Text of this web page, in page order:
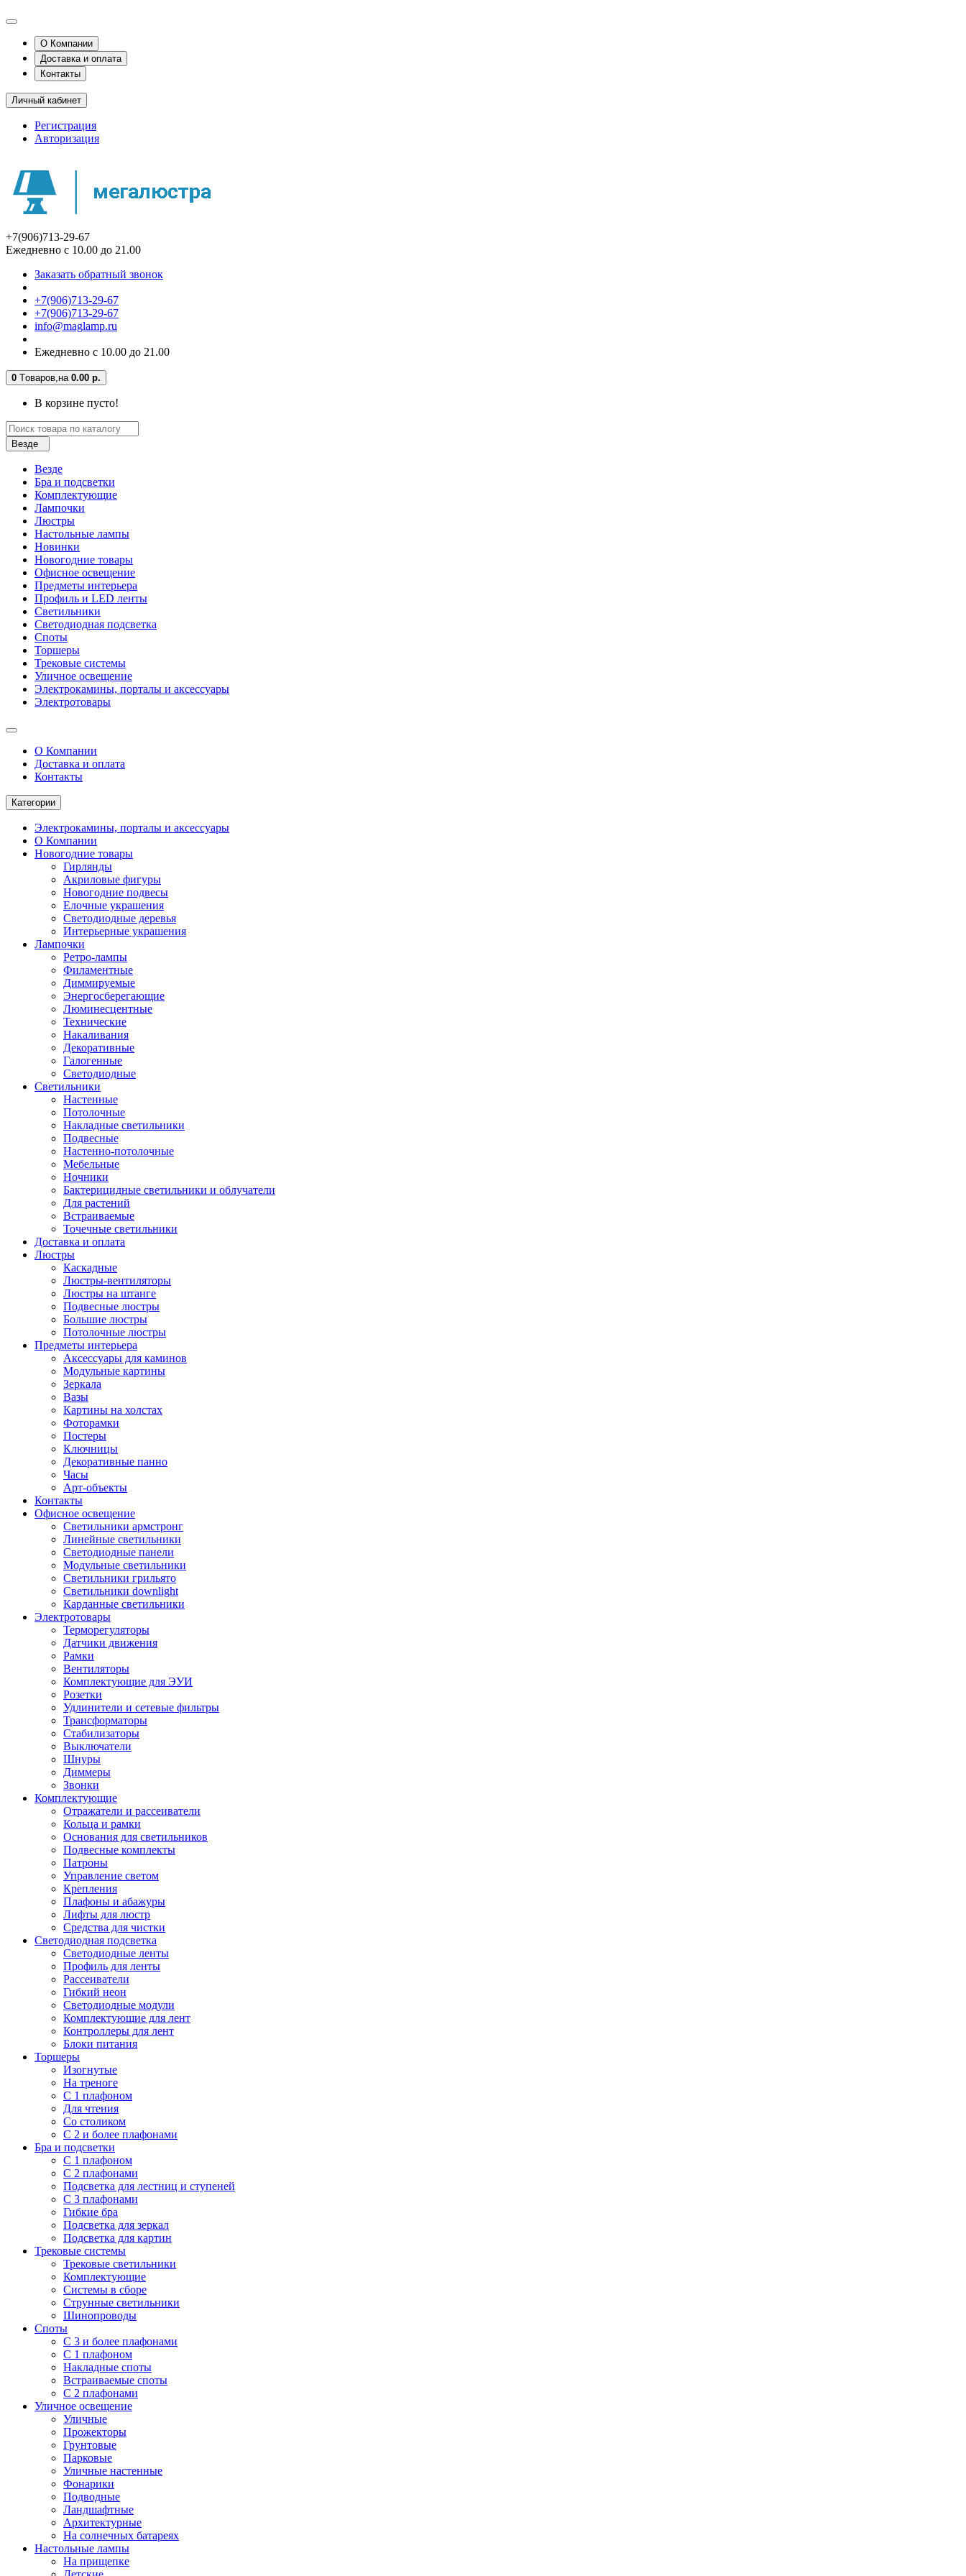
О Компании
Доставка и оплата
Контакты
Личный кабинет
Регистрация
Авторизация
+7(906)713-29-67
Ежедневно с 10.00 до 21.00
Заказать обратный звонок
+7(906)713-29-67
+7(906)713-29-67
info@maglamp.ru
Ежедневно с 10.00 до 21.00
0 Tоваров,на 0.00 р.
В корзине пусто!
Везде
Везде
Бра и подсветки
Комплектующие
Лампочки
Люстры
Настольные лампы
Новинки
Новогодние товары
Офисное освещение
Предметы интерьера
Профиль и LED ленты
Светильники
Светодиодная подсветка
Споты
Торшеры
Трековые системы
Уличное освещение
Электрокамины, порталы и аксессуары
Электротовары
О Компании
Доставка и оплата
Контакты
Категории
Электрокамины, порталы и аксессуары
О Компании
Новогодние товары
Гирлянды
Акриловые фигуры
Новогодние подвесы
Елочные украшения
Светодиодные деревья
Интерьерные украшения
Лампочки
Ретро-лампы
Филаментные
Диммируемые
Энергосберегающие
Люминесцентные
Технические
Накаливания
Декоративные
Галогенные
Светодиодные
Светильники
Настенные
Потолочные
Накладные светильники
Подвесные
Настенно-потолочные
Мебельные
Ночники
Бактерицидные светильники и облучатели
Для растений
Встраиваемые
Точечные светильники
Доставка и оплата
Люстры
Каскадные
Люстры-вентиляторы
Люстры на штанге
Подвесные люстры
Большие люстры
Потолочные люстры
Предметы интерьера
Аксессуары для каминов
Модульные картины
Зеркала
Вазы
Картины на холстах
Фоторамки
Постеры
Ключницы
Декоративные панно
Часы
Арт-объекты
Контакты
Офисное освещение
Светильники армстронг
Линейные светильники
Светодиодные панели
Модульные светильники
Светильники грильято
Светильники downlight
Карданные светильники
Электротовары
Терморегуляторы
Датчики движения
Рамки
Вентиляторы
Комплектующие для ЭУИ
Розетки
Удлинители и сетевые фильтры
Трансформаторы
Стабилизаторы
Выключатели
Шнуры
Диммеры
Звонки
Комплектующие
Отражатели и рассеиватели
Кольца и рамки
Основания для светильников
Подвесные комплекты
Патроны
Управление светом
Крепления
Плафоны и абажуры
Лифты для люстр
Средства для чистки
Светодиодная подсветка
Светодиодные ленты
Профиль для ленты
Рассеиватели
Гибкий неон
Светодиодные модули
Комплектующие для лент
Контроллеры для лент
Блоки питания
Торшеры
Изогнутые
На треноге
С 1 плафоном
Для чтения
Со столиком
С 2 и более плафонами
Бра и подсветки
С 1 плафоном
С 2 плафонами
Подсветка для лестниц и ступеней
С 3 плафонами
Гибкие бра
Подсветка для зеркал
Подсветка для картин
Трековые системы
Трековые светильники
Комплектующие
Системы в сборе
Струнные светильники
Шинопроводы
Споты
С 3 и более плафонами
С 1 плафоном
Накладные споты
Встраиваемые споты
С 2 плафонами
Уличное освещение
Уличные
Прожекторы
Грунтовые
Парковые
Уличные настенные
Фонарики
Подводные
Ландшафтные
Архитектурные
На солнечных батареях
Настольные лампы
На прищепке